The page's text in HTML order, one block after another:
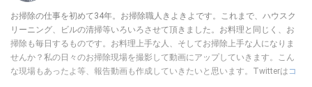
お掃除の仕事を初めて34年。お掃除職人きよきよです。これまで、ハウスク
リーニング、ビルの清掃等いろいろさせて頂きました。お料理と同じく、お
掃除も毎日するものです。お料理上手な人、そしてお掃除上手な人になりま
せんか？私の日々のお掃除現場を撮影して動画にアップしていきます。こん
な現場もあったよ等、報告動画も作成していきたいと思います。Twitterは コ